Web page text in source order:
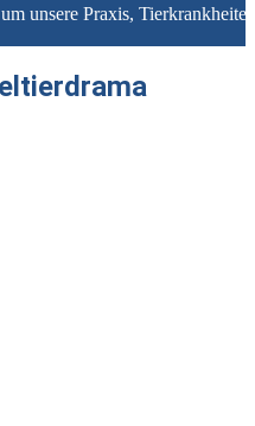
unsere Praxis,